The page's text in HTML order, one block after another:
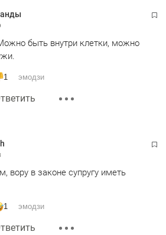
быть внутри клетки, можно
1 эмодзи
вору в законе супругу иметь
1 эмодзи